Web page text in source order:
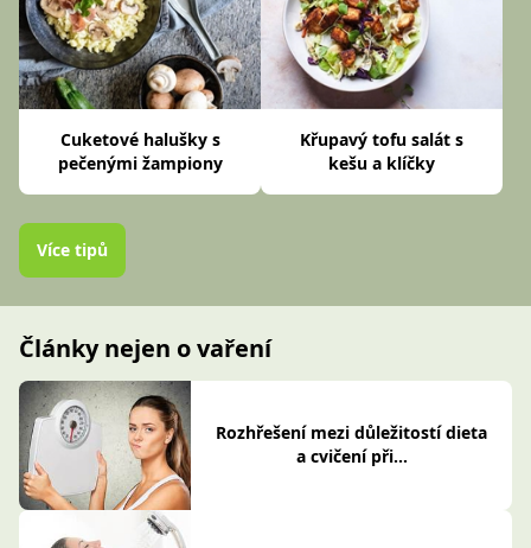
Cuketové halušky s
pečenými žampiony
Křupavý tofu salát s
kešu a klíčky
Více tipů
Články nejen o vaření
Rozhřešení mezi důležitostí dieta
a cvičení při...